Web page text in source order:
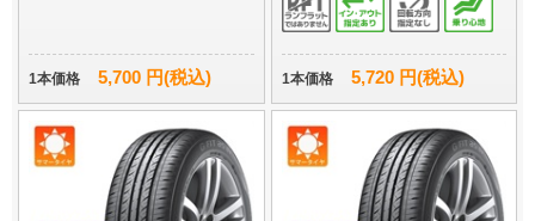
1本価格 5,700 円(税込) 1本価格 5,720 円(税込)